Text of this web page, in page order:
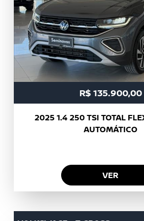
R$ 135.900,00
2025 1.4 250 TSI TOTAL
AUTOMÁTICO
VER